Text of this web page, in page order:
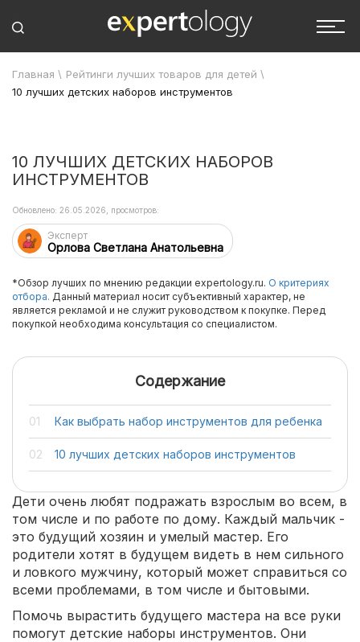
Главная \ Рейтинги лучших товаров для детей \
10 лучших детских наборов инструментов
10 ЛУЧШИХ ДЕТСКИХ НАБОРОВ
ИНСТРУМЕНТОВ
Эксперт
Орлова Светлана Анатольевна
Обновлено: 26.05.2026, просмотров:
*Обзор лучших по мнению редакции expertology.ru. О критериях
отбора. Данный материал носит субъективный характер, не
является рекламой и не служит руководством к покупке. Перед
покупкой необходима консультация со специалистом.
Содержание
Как выбрать набор инструментов для ребенка
10 лучших детских наборов инструментов
Дети очень любят подражать взрослым во всем, в
том числе и по работе по дому. Каждый мальчик -
это будущий хозяин и умелый мастер. Его
родители хотят в будущем видеть в нем сильного
и ловкого мужчину, который может справиться со
всеми проблемами, в том числе и бытовыми.
Помочь вырастить будущего мастера на все руки
помогут детские наборы инструментов. Они